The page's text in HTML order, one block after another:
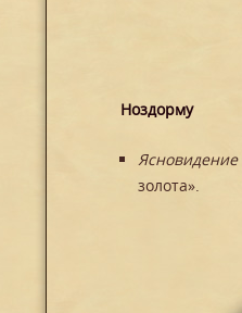
Ноздорму
Ясновидение
золота».